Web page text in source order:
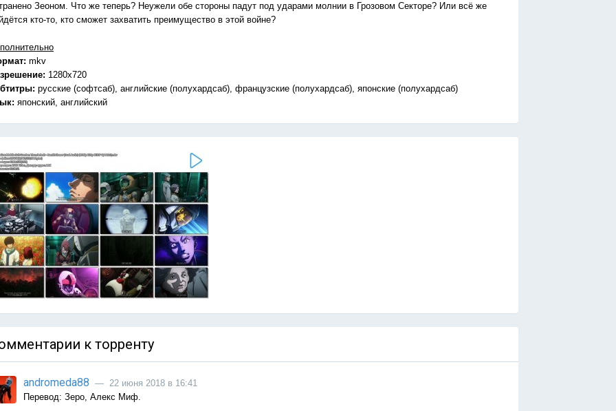
Зеоном. Что же теперь? Неужели обе стороны падут под ударами молнии в Грозовом Секторе? Или всё же
кто-то, кто сможет захватить преимущество в этой войне?
mkv
1280x720
русские (софтсаб), английские (полухардсаб), французские (полухардсаб), японские (полухардсаб)
японский, английский
к торренту
andromeda88 — 22 июня 2018 в 16:41
Перевод: Зеро, Алекс Миф.